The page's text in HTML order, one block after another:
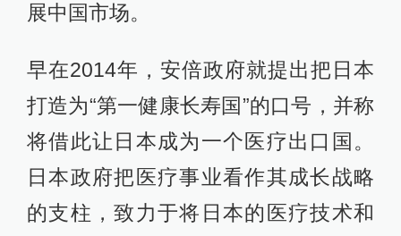
展中国市场。
早在2014年，安倍政府就提出把日本
打造为“第一健康长寿国”的口号，并称
将借此让日本成为一个医疗出口国。
日本政府把医疗事业看作其成长战略
的支柱，致力于将日本的医疗技术和